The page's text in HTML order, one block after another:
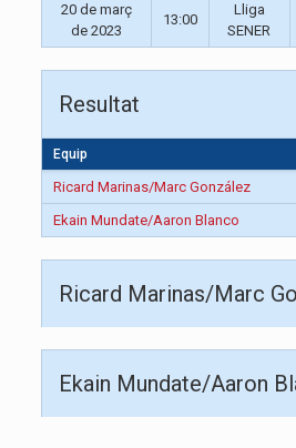
20 de març
de 2023
13:00
Lliga
SENER
Resultat
Equip
Ricard Marinas/Marc González
Ekain Mundate/Aaron Blanco
Ricard Marinas/Marc
Ekain Mundate/Aaron